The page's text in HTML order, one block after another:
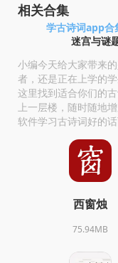
相关合集
学古诗词app合
迷宫与谜
小编今天给大家带来
者，还是正在上学的
这里找到适合你们的
上一层楼，随时随地
软件学习古诗词好的
西窗烛
75.94MB